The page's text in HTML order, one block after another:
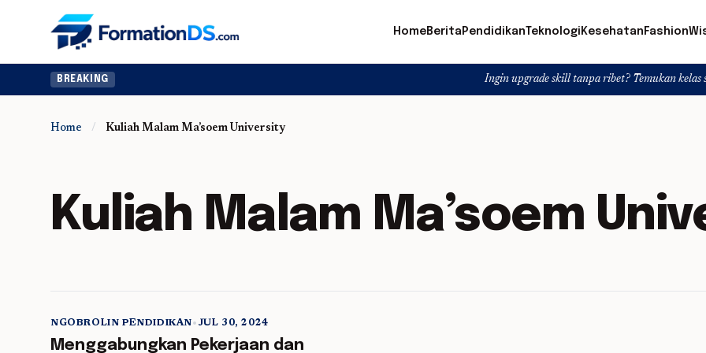
HomeBerita PendidikanTeknologi Kesehatan Fashion
BREAKING Ingin upgrade skill tanpa ribet? Temukan kelas seru dan
Home / Kuliah Malam Ma’soem University
Kuliah Malam Ma’soem
5 min read
NGOBROLIN PENDIDIKAN• JUL 30, 2024
Menggabungkan Pekerjaan dan